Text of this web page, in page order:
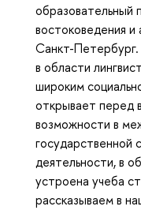
образовательный
востоковедения
Санкт-Петербург.
в области
широким
открывает перед
возможности в
деятельности, в
устроена учеба
рассказываем в